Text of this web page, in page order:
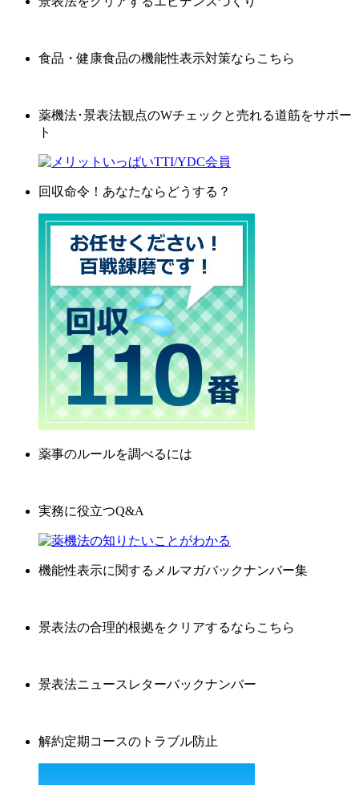
食品・健康食品の機能性表示対策ならこちら
薬機法･景表法観点のWチェックと売れる道筋をサポー
ト
回収命令！あなたならどうする？
薬事のルールを調べるには
実務に役立つQ&A
機能性表示に関するメルマガバックナンバー集
景表法の合理的根拠をクリアするならこちら
景表法ニュースレターバックナンバー
解約定期コースのトラブル防止